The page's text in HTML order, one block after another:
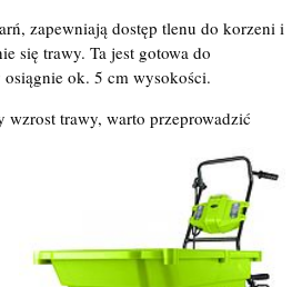
zapewniają dostęp tlenu do korzeni i
się trawy. Ta jest gotowa do
ok. 5 cm wysokości.
trawy, warto przeprowadzić